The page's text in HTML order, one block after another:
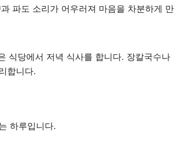
파도 소리가 어우러져 마음을 차분하게 만
식당에서 저녁 식사를 합니다. 장칼국수나
합니다.
하루입니다.